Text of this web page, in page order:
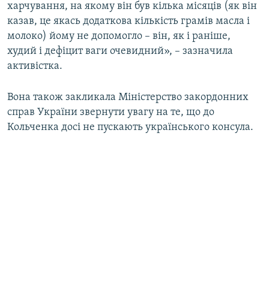
харчування, на якому він був кілька місяців (як він
казав, це якась додаткова кількість грамів масла і
молоко) йому не допомогло – він, як і раніше,
худий і дефіцит ваги очевидний», – зазначила
активістка.
Вона також закликала Міністерство закордонних
справ України звернути увагу на те, що до
Кольченка досі не пускають українського консула.